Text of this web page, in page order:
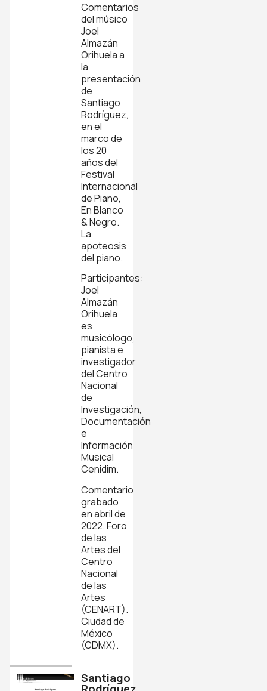
Comentarios
del músico
Joel
Almazán
Orihuela a
la
presentación
de
Santiago
Rodríguez,
en el
marco de
los 20
años del
Festival
Internacional
de Piano,
En Blanco
& Negro.
La
apoteosis
del piano.
Participantes:
Joel
Almazán
Orihuela
es
musicólogo,
pianista e
investigador
del Centro
Nacional
de
Investigación,
Documentación
e
Información
Musical
Cenidim.
Comentario
grabado
en abril de
2022. Foro
de las
Artes del
Centro
Nacional
de las
Artes
(CENART).
Ciudad de
México
(CDMX).
Santiago